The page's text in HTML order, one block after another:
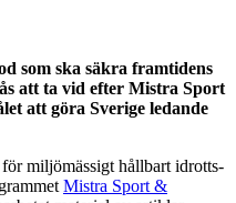
som ska säkra framtidens
att ta vid efter Mistra Sport
att göra Sverige ledande
miljömässigt hållbart idrotts-
Mistra Sport &